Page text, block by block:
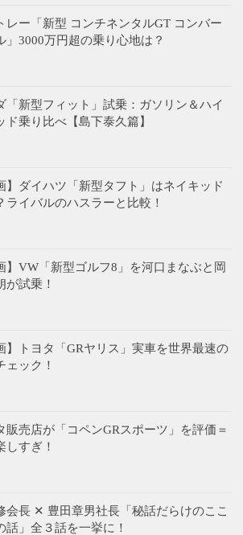
レー「新型 コンチネンタルGT コンバー
」3000万円超の乗り心地は？
「新型フィット」試乗：ガソリン＆ハイ
ド乗り比べ【島下泰久篇】
】ダイハツ「新型タフト」はネイキッド
ライバルのハスラーと比較！
】VW「新型ゴルフ8」を河口まなぶと岡
が試乗！
】トヨタ「GRヤリス」実車を世界最速の
ェック！
販売店が「コペンGRスポーツ」を評価＝
しすぎ！
会長 ✕ 豊田章男社長「秘話だらけのここ
話」全３話を一挙に！